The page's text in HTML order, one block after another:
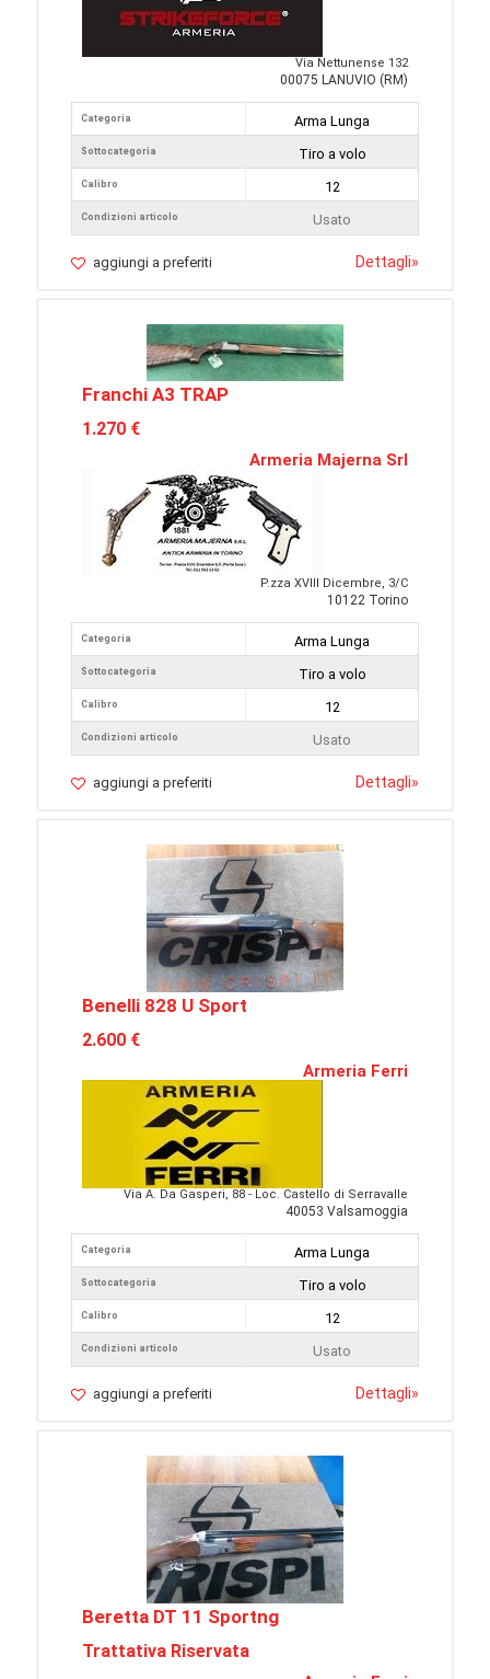
Via Nettunense 132
00075 LANUVIO (RM)
Categoria
Sottocategoria
Calibro
Condizioni articolo
Arma Lunga
Tiro a volo
12
Usato
aggiungi a preferiti Dettagli»
Franchi A3 TRAP
1.270 €
Armeria Majerna Srl
P.zza XVIII Dicembre, 3/C
10122 Torino
Categoria
Sottocategoria
Calibro
Condizioni articolo
Arma Lunga
Tiro a volo
12
Usato
aggiungi a preferiti Dettagli»
Benelli 828 U Sport
2.600 €
Armeria Ferri
Via A. Da Gasperi, 88 - Loc. Castello di Serravalle
40053 Valsamoggia
Categoria
Sottocategoria
Calibro
Condizioni articolo
Arma Lunga
Tiro a volo
12
Usato
aggiungi a preferiti Dettagli»
Beretta DT 11 Sportng
Trattativa Riservata